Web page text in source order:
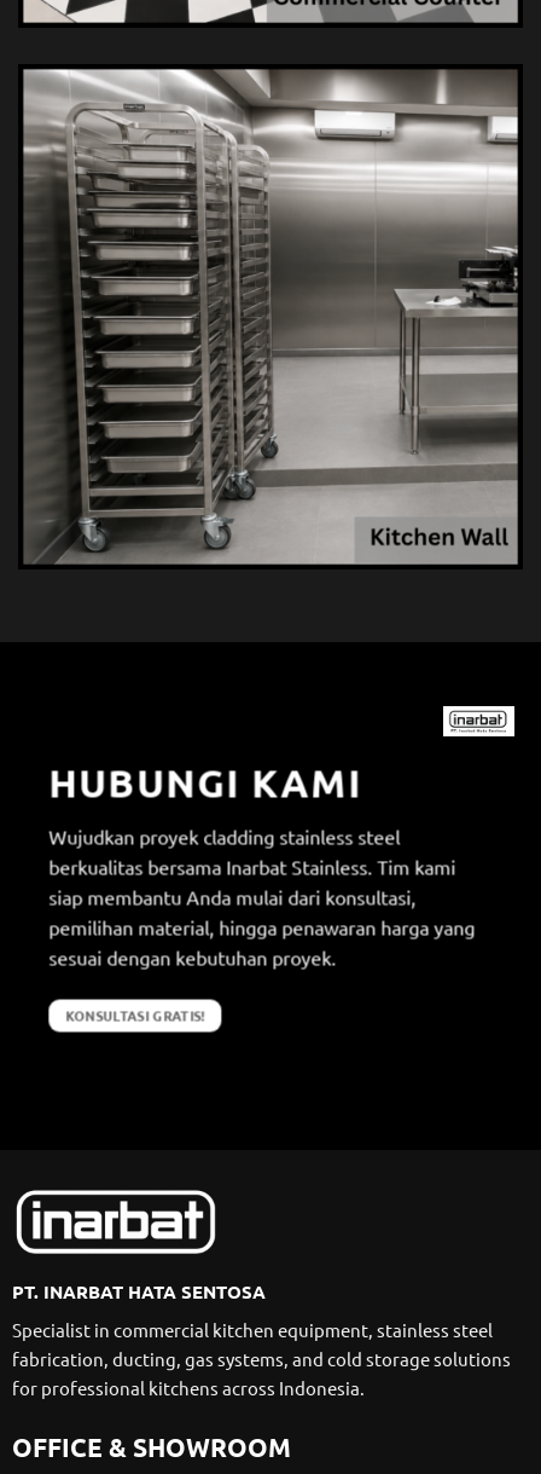
HUBUNGI KAMI
Wujudkan proyek cladding stainless steel
berkualitas bersama Inarbat Stainless. Tim kami
siap membantu Anda mulai dari konsultasi,
pemilihan material, hingga penawaran harga yang
sesuai dengan kebutuhan proyek.
KONSULTASI GRATIS!
PT. INARBAT HATA SENTOSA
Specialist in commercial kitchen equipment, stainless steel
fabrication, ducting, gas systems, and cold storage solutions
for professional kitchens across Indonesia.
OFFICE & SHOWROOM